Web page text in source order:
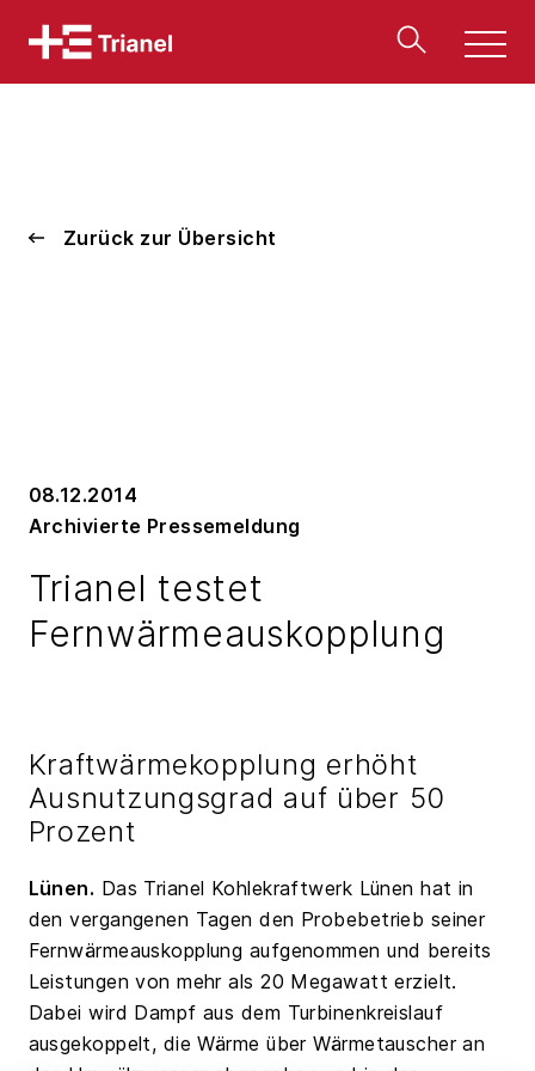
Men
Zurück zur Übersicht
08.12.2014
Archivierte Pressemeldung
Trianel testet
Fernwärmeauskopplung
Kraftwärmekopplung erhöht
Ausnutzungsgrad auf über 50
Prozent
Lünen. Das Trianel Kohlekraftwerk Lünen hat in
den vergangenen Tagen den Probebetrieb seiner
Fernwärmeauskopplung aufgenommen und bereits
Leistungen von mehr als 20 Megawatt erzielt.
Dabei wird Dampf aus dem Turbinenkreislauf
ausgekoppelt, die Wärme über Wärmetauscher an